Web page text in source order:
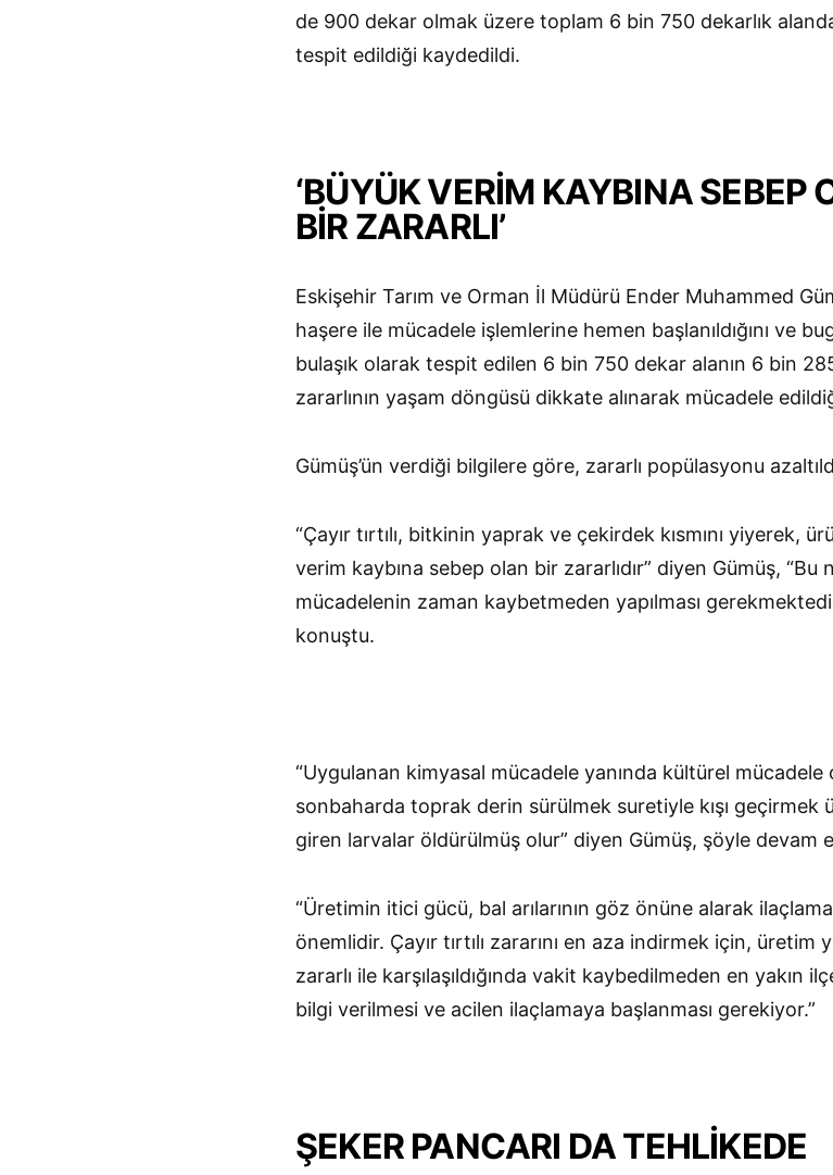
de 900 dekar olmak üzere toplam 6 bin 750 dekarlık alanda
tespit edildiği kaydedildi.
‘BÜYÜK VERİM KAYBINA SEBEP
BİR ZARARLI’
Eskişehir Tarım ve Orman İl Müdürü Ender Muhammed
haşere ile mücadele işlemlerine hemen başlanıldığını ve
bulaşık olarak tespit edilen 6 bin 750 dekar alanın 6 bin
zararlının yaşam döngüsü dikkate alınarak mücadele
Gümüş’ün verdiği bilgilere göre, zararlı popülasyonu
“Çayır tırtılı, bitkinin yaprak ve çekirdek kısmını yiyerek,
verim kaybına sebep olan bir zararlıdır” diyen Gümüş, “Bu
mücadelenin zaman kaybetmeden yapılması
konuştu.
“Uygulanan kimyasal mücadele yanında kültürel mücadele
sonbaharda toprak derin sürülmek suretiyle kışı geçirmek
giren larvalar öldürülmüş olur” diyen Gümüş, şöyle devam
“Üretimin itici gücü, bal arılarının göz önüne alarak ilaçlama
önemlidir. Çayır tırtılı zararını en aza indirmek için, üretim
zararlı ile karşılaşıldığında vakit kaybedilmeden en yakın
bilgi verilmesi ve acilen ilaçlamaya başlanması gerekiyor.”
ŞEKER PANCARI DA TEHLİKEDE